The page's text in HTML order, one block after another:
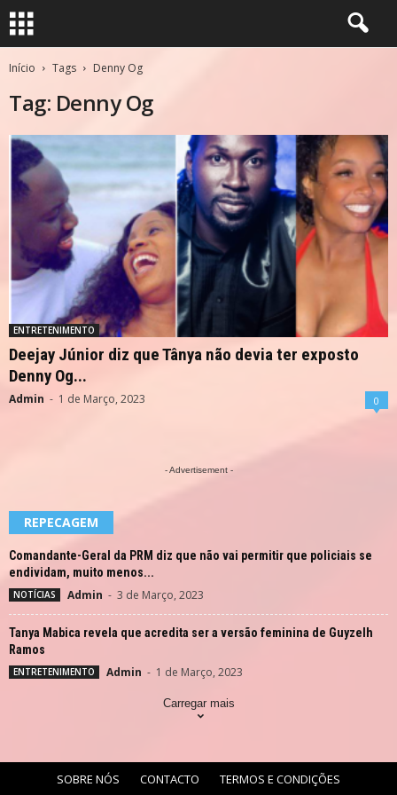
Início Tags Denny Og
Tag: Denny Og
ENTRETENIMENTO
Deejay Júnior diz que Tânya não devia ter exposto
Denny Og...
Admin - 1 de Março, 2023 0
- Advertisement -
REPECAGEM
Comandante-Geral da PRM diz que não vai permitir que policiais se
endividam, muito menos...
NOTÍCIAS Admin - 3 de Março, 2023
Tanya Mabica revela que acredita ser a versão feminina de Guyzelh
Ramos
ENTRETENIMENTO Admin - 1 de Março, 2023
Carregar mais
SOBRE NÓS CONTACTO TERMOS E CONDIÇÕES